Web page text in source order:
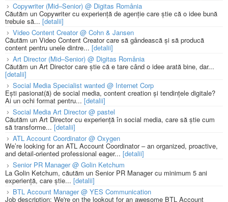
Copywriter (Mid–Senior) @ Digitas România
Căutăm un Copywriter cu experiență de agenție care știe că o idee bună
trebuie să... [detalii]
Video Content Creator @ Cohn & Jansen
Căutăm un Video Content Creator care să gândească și să producă
content pentru unele dintre... [detalii]
Art Director (Mid–Senior) @ Digitas România
Căutăm un Art Director care știe că e tare când o idee arată bine, dar...
[detalii]
Social Media Specialist wanted @ Internet Corp
Ești pasionat(ă) de social media, content creation și tendințele digitale?
Ai un ochi format pentru... [detalii]
Social Media Art Director @ pastel
Căutăm un Art Director cu experiență în social media, care să știe cum
să transforme... [detalii]
ATL Account Coordinator @ Oxygen
We’re looking for an ATL Account Coordinator – an organized, proactive,
and detail-oriented professional eager... [detalii]
Senior PR Manager @ Golin Ketchum
La Golin Ketchum, căutăm un Senior PR Manager cu minimum 5 ani
experiență, care știe... [detalii]
BTL Account Manager @ YES Communication
Job description: We're on the lookout for an awesome BTL Account